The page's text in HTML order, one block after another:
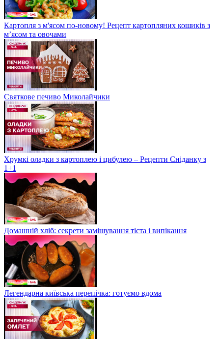
Картопля з м'ясом по-новому! Рецепт картопляних кошиків з
м’ясом та овочами
Святкове печиво Миколайчики
Хрумкі оладки з картоплею і цибулею – Рецепти Сніданку з
1+1
Домашній хліб: секрети замішування тіста і випікання
Легендарна київська перепічка: готуємо вдома